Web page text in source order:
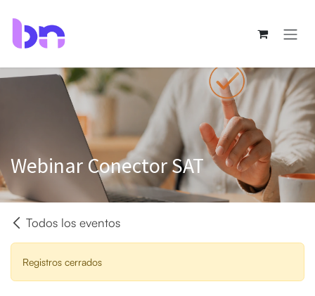
Webinar Conector SAT
Todos los eventos
Registros cerrados